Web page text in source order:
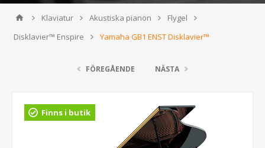
Klaviatur Akustiska pianon
Flygel
Disklavier™ Enspire
Yamaha GB1 ENST Disklavier™
FÖREGÅENDE NÄSTA
Finns i butik